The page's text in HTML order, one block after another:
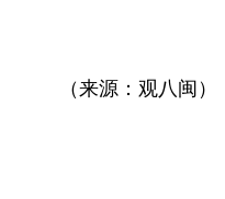
（来源：观八闽）